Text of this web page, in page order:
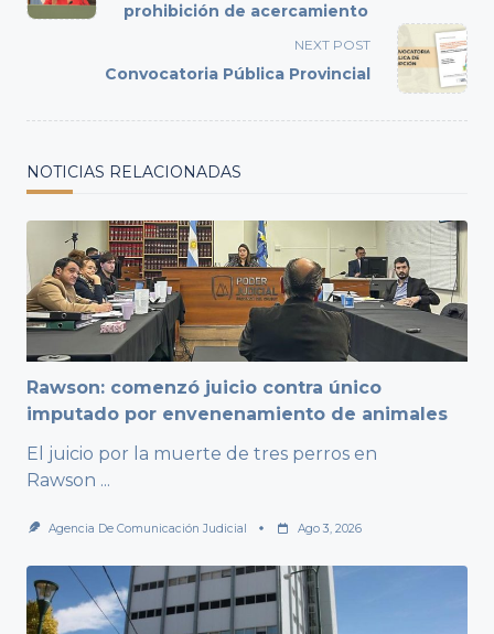
subtitle
prohibición de acercamiento
NEXT POST
Convocatoria Pública Provincial
NOTICIAS RELACIONADAS
Rawson: comenzó juicio contra único
imputado por envenenamiento de animales
El juicio por la muerte de tres perros en
Rawson ...
Agencia De Comunicación Judicial Ago 3, 2026